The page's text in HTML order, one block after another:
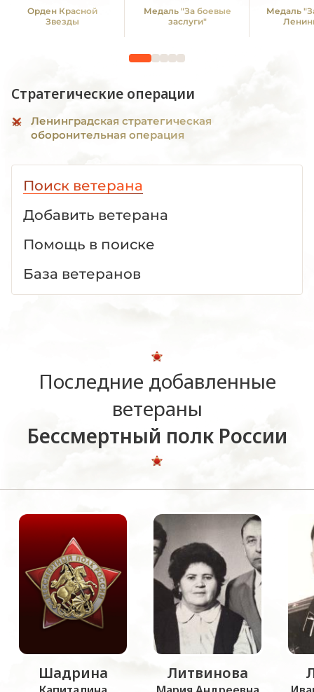
Орден Красной
Звезды
Медаль "За боевые
заслуги"
Медаль
Стратегические операции
Ленинградская стратегическая
оборонительная операция
Поиск ветерана
Добавить ветерана
Помощь в поиске
База ветеранов
Последние добавленные
ветераны
Бессмертный полк России
Шадрина Литвинова